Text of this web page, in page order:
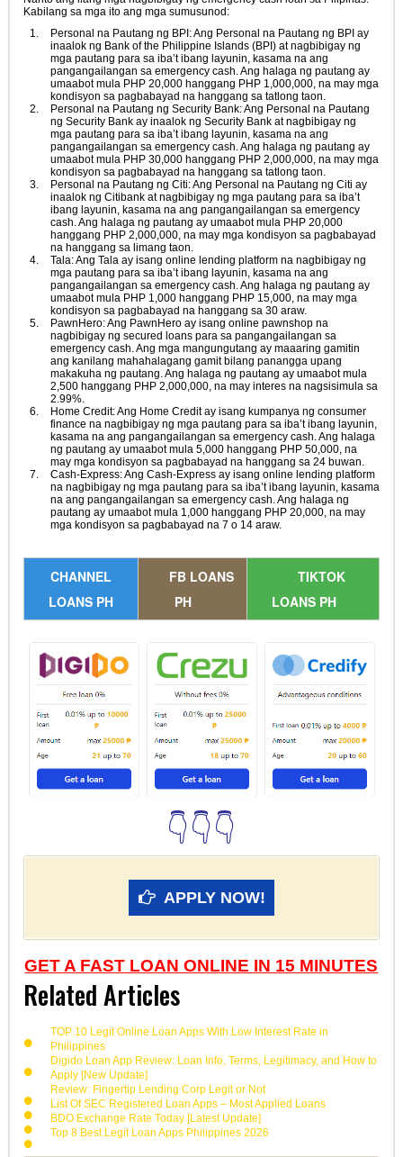
Kabilang sa mga ito ang mga sumusunod:
Personal na Pautang ng BPI: Ang Personal na Pautang ng BPI ay
inaalok ng Bank of the Philippine Islands (BPI) at nagbibigay ng
mga pautang para sa iba’t ibang layunin, kasama na ang
pangangailangan sa emergency cash. Ang halaga ng pautang ay
umaabot mula PHP 20,000 hanggang PHP 1,000,000, na may mga
kondisyon sa pagbabayad na hanggang sa tatlong taon.
Personal na Pautang ng Security Bank: Ang Personal na Pautang
ng Security Bank ay inaalok ng Security Bank at nagbibigay ng
mga pautang para sa iba’t ibang layunin, kasama na ang
pangangailangan sa emergency cash. Ang halaga ng pautang ay
umaabot mula PHP 30,000 hanggang PHP 2,000,000, na may mga
kondisyon sa pagbabayad na hanggang sa tatlong taon.
Personal na Pautang ng Citi: Ang Personal na Pautang ng Citi ay
inaalok ng Citibank at nagbibigay ng mga pautang para sa iba’t
ibang layunin, kasama na ang pangangailangan sa emergency
cash. Ang halaga ng pautang ay umaabot mula PHP 20,000
hanggang PHP 2,000,000, na may mga kondisyon sa pagbabayad
na hanggang sa limang taon.
Tala: Ang Tala ay isang online lending platform na nagbibigay ng
mga pautang para sa iba’t ibang layunin, kasama na ang
pangangailangan sa emergency cash. Ang halaga ng pautang ay
umaabot mula PHP 1,000 hanggang PHP 15,000, na may mga
kondisyon sa pagbabayad na hanggang sa 30 araw.
PawnHero: Ang PawnHero ay isang online pawnshop na
nagbibigay ng secured loans para sa pangangailangan sa
emergency cash. Ang mga mangungutang ay maaaring gamitin
ang kanilang mahahalagang gamit bilang panangga upang
makakuha ng pautang. Ang halaga ng pautang ay umaabot mula
2,500 hanggang PHP 2,000,000, na may interes na nagsisimula sa
2.99%.
Home Credit: Ang Home Credit ay isang kumpanya ng consumer
finance na nagbibigay ng mga pautang para sa iba’t ibang layunin,
kasama na ang pangangailangan sa emergency cash. Ang halaga
ng pautang ay umaabot mula 5,000 hanggang PHP 50,000, na
may mga kondisyon sa pagbabayad na hanggang sa 24 buwan.
Cash-Express: Ang Cash-Express ay isang online lending platform
na nagbibigay ng mga pautang para sa iba’t ibang layunin, kasama
na ang pangangailangan sa emergency cash. Ang halaga ng
pautang ay umaabot mula 1,000 hanggang PHP 20,000, na may
mga kondisyon sa pagbabayad na 7 o 14 araw.
CHANNEL
LOANS PH
FB LOANS
PH
TIKTOK
LOANS PH
👇👇👇
APPLY NOW!
GET A FAST LOAN ONLINE IN 15 MINUTES
Related Articles
TOP 10 Legit Online Loan Apps With Low Interest Rate in
Philippines
Digido Loan App Review: Loan Info, Terms, Legitimacy, and How to
Apply [New Update]
Review: Fingertip Lending Corp Legit or Not
List Of SEC Registered Loan Apps – Most Applied Loans
BDO Exchange Rate Today [Latest Update]
Top 8 Best Legit Loan Apps Philippines 2026